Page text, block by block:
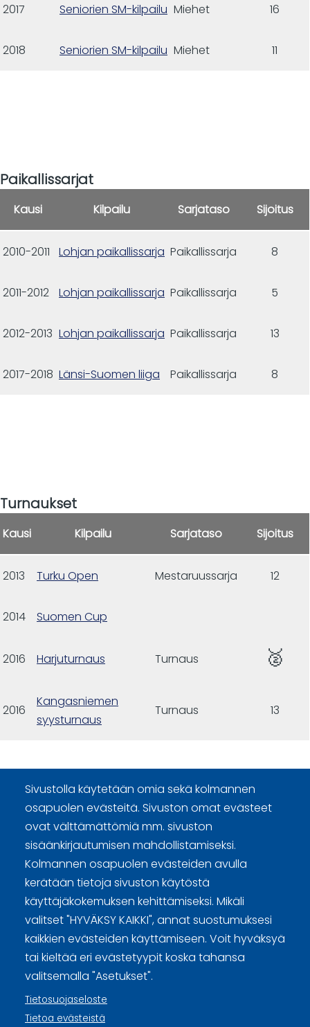
2017 Seniorien SM-kilpailu Miehet 16
2018 Seniorien SM-kilpailu Miehet 11
Paikallissarjat
Kausi Kilpailu Sarjataso Sijoitus
2010-2011 Lohjan paikallissarja Paikallissarja 8
2011-2012 Lohjan paikallissarja Paikallissarja 5
2012-2013 Lohjan paikallissarja Paikallissarja 13
2017-2018 Länsi-Suomen liiga Paikallissarja 8
Turnaukset
Kausi Kilpailu Sarjataso Sijoitus
2013 Turku Open Mestaruussarja 12
2014 Suomen Cup
2016 Harjuturnaus Turnaus 🥈
2016
Kangasniemen
syysturnaus
Turnaus 13
Sivustolla käytetään omia sekä kolmannen
osapuolen evästeitä. Sivuston omat evästeet
ovat välttämättömiä mm. sivuston
sisäänkirjautumisen mahdollistamiseksi.
Kolmannen osapuolen evästeiden avulla
kerätään tietoja sivuston käytöstä
käyttäjäkokemuksen kehittämiseksi. Mikäli
valitset "HYVÄKSY KAIKKI", annat suostumuksesi
kaikkien evästeiden käyttämiseen. Voit hyväksyä
tai kieltää eri evästetyypit koska tahansa
valitsemalla "Asetukset".
Tietosuojaseloste
Tietoa evästeistä
Curling Finland
Curling.fi
Curling Finland
Sivuston käyttöehdot ja sisällön käyttöoikeudet
Tietosuojaselosteet